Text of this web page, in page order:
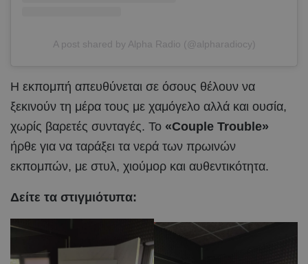
A post shared by Alpha Radio (@alpharadiocy)
Η εκπομπή απευθύνεται σε όσους θέλουν να
ξεκινούν τη μέρα τους με χαμόγελο αλλά και ουσία,
χωρίς βαρετές συνταγές. Το «Couple Trouble»
ήρθε για να ταράξει τα νερά των πρωινών
εκπομπών, με στυλ, χιούμορ και αυθεντικότητα.
Δείτε τα στιγμιότυπα: